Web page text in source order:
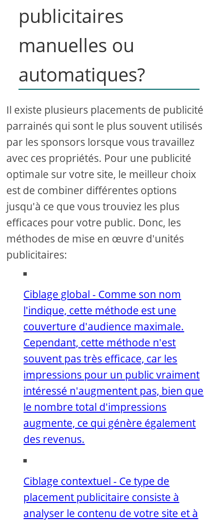
publicitaires
manuelles ou
automatiques?
Il existe plusieurs placements de publicité
parrainés qui sont le plus souvent utilisés
par les sponsors lorsque vous travaillez
avec ces propriétés. Pour une publicité
optimale sur votre site, le meilleur choix
est de combiner différentes options
jusqu'à ce que vous trouviez les plus
efficaces pour votre public. Donc, les
méthodes de mise en œuvre d'unités
publicitaires:
Ciblage global - Comme son nom
l'indique, cette méthode est une
couverture d'audience maximale.
Cependant, cette méthode n'est
souvent pas très efficace, car les
impressions pour un public vraiment
intéressé n'augmentent pas, bien que
le nombre total d'impressions
augmente, ce qui génère également
des revenus.
Ciblage contextuel - Ce type de
placement publicitaire consiste à
analyser le contenu de votre site et à